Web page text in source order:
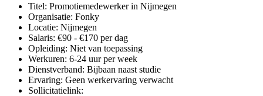
Titel: Promotiemedewerker in Nijmegen
Organisatie: Fonky
Locatie: Nijmegen
Salaris: €90 - €170 per dag
Opleiding: Niet van toepassing
Werkuren: 6-24 uur per week
Dienstverband: Bijbaan naast studie
Ervaring: Geen werkervaring verwacht
Sollicitatielink: